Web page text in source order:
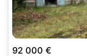
92 000 €